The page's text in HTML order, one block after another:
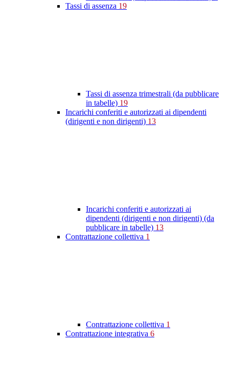
Tassi di assenza 19
Tassi di assenza trimestrali (da pubblicare
in tabelle) 19
Incarichi conferiti e autorizzati ai dipendenti
(dirigenti e non dirigenti) 13
Incarichi conferiti e autorizzati ai
dipendenti (dirigenti e non dirigenti) (da
pubblicare in tabelle) 13
Contrattazione collettiva 1
Contrattazione collettiva 1
Contrattazione integrativa 6